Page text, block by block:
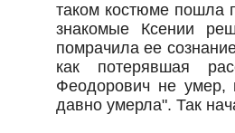
таком костюме пошла
знакомые Ксении
помрачила ее
как потерявшая
Феодорович не умер,
давно умерла". Так